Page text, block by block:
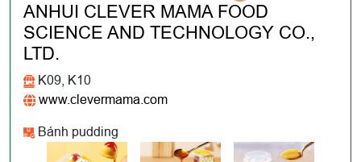
ANHUI CLEVER MAMA FOOD
SCIENCE AND TECHNOLOGY CO.,
LTD.
K09, K10
www.clevermama.com
Bánh pudding